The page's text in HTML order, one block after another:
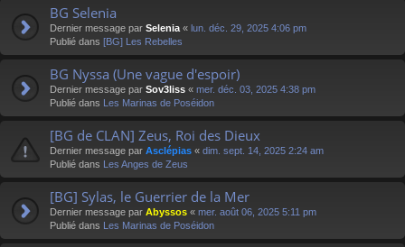
BG Selenia
Dernier message par Selenia « lun. déc. 29, 2025 4:06 pm
Publié dans [BG] Les Rebelles
BG Nyssa (Une vague d'espoir)
Dernier message par Sov3liss « mer. déc. 03, 2025 4:38 pm
Publié dans Les Marinas de Poséidon
[BG de CLAN] Zeus, Roi des Dieux
Dernier message par Asclépias « dim. sept. 14, 2025 2:24 am
Publié dans Les Anges de Zeus
[BG] Sylas, le Guerrier de la Mer
Dernier message par Abyssos « mer. août 06, 2025 5:11 pm
Publié dans Les Marinas de Poséidon